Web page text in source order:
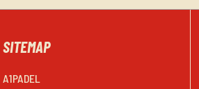
SITEMAP
A1PADEL